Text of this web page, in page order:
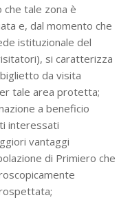
tale zona è
e, dal momento che
istituzionale del
si caratterizza
da visita
tale area protetta;
a beneficio
interessati
vantaggi
di Primiero che